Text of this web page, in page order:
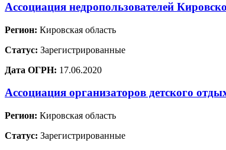
Ассоциация недропользователей
Регион: Кировская область
Статус: Зарегистрированные
Дата ОГРН: 17.06.2020
Ассоциация организаторов детского
Регион: Кировская область
Статус: Зарегистрированные